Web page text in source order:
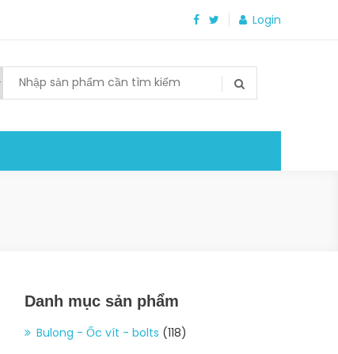
Login
Danh mục sản phẩm
Bulong - Ốc vít - bolts (118)